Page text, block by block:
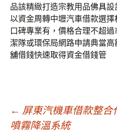
品該精緻打造宗教用品佛具設
以資金周轉中壢汽車借款選擇
口碑專業有，價格合理不超
潔隊或環保局網路申請典當
舖借錢快速取得資金借錢管
文
← 屏東汽機車借款整
噴霧降溫系統